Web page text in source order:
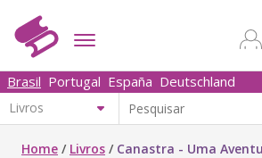
Brasil Portugal España Deutschland
Home / Livros / Canastra - Uma